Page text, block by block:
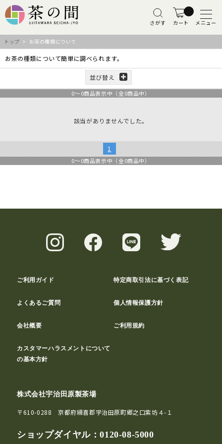
さがす カート メニュー
トップ > お茶の種類について
お茶の種類について簡単に調べられます。
並び替え
0～0商品表示中（全0商品中）
該当がありませんでした。
1
0～0商品表示中（全0商品中）
ご利用ガイド 特定商取引法に基づく表記
よくあるご質問 個人情報保護方針
会社概要 ご利用規約
カスタマーハラスメントについて
の基本方針
株式会社宇治田原製茶場
〒610-0288 京都府綴喜郡宇治田原町郷之口紫坊４-１
ショップダイヤル：0120-08-5000